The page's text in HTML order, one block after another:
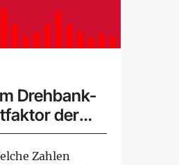
Drehbank-
der
Zahlen